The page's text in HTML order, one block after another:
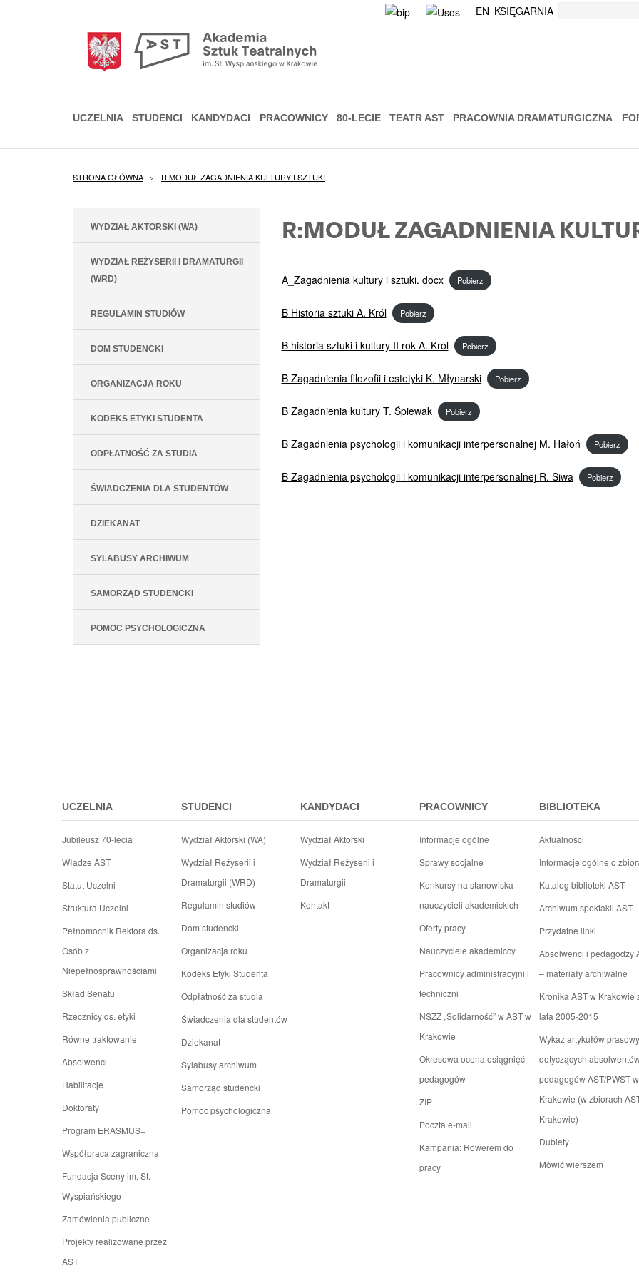
EN KSIĘGARNIA
UCZELNIA STUDENCI KANDYDACI PRACOWNICY 80-LECIE TEATR AST PRACOWNIA DRAMATURGICZNA
STRONA GŁÓWNA R:MODUŁ ZAGADNIENIA KULTURY I SZTUKI
WYDZIAŁ AKTORSKI (WA)
WYDZIAŁ REŻYSERII I DRAMATURGII
(WRD)
REGULAMIN STUDIÓW
DOM STUDENCKI
ORGANIZACJA ROKU
KODEKS ETYKI STUDENTA
ODPŁATNOŚĆ ZA STUDIA
ŚWIADCZENIA DLA STUDENTÓW
DZIEKANAT
SYLABUSY ARCHIWUM
SAMORZĄD STUDENCKI
POMOC PSYCHOLOGICZNA
R:MODUŁ ZAGADNIENIA
A_Zagadnienia kultury i sztuki. docx Pobierz
B Historia sztuki A. Król Pobierz
B historia sztuki i kultury II rok A. Król Pobierz
B Zagadnienia filozofii i estetyki K. Młynarski Pobierz
B Zagadnienia kultury T. Śpiewak Pobierz
B Zagadnienia psychologii i komunikacji interpersonalnej M. Hałoń Pobierz
B Zagadnienia psychologii i komunikacji interpersonalnej R. Siwa Pobierz
UCZELNIA
Jubileusz 70-lecia
Władze AST
Statut Uczelni
Struktura Uczelni
Pełnomocnik Rektora ds.
Osób z
Niepełnosprawnościami
Skład Senatu
Rzecznicy ds. etyki
Równe traktowanie
Absolwenci
Habilitacje
Doktoraty
Program ERASMUS+
Współpraca zagraniczna
Fundacja Sceny im. St.
Wyspiańskiego
Zamówienia publiczne
Projekty realizowane przez
AST
STUDENCI
Wydział Aktorski (WA)
Wydział Reżyserii i
Dramaturgii (WRD)
Regulamin studiów
Dom studencki
Organizacja roku
Kodeks Etyki Studenta
Odpłatność za studia
Świadczenia dla studentów
Dziekanat
Sylabusy archiwum
Samorząd studencki
Pomoc psychologiczna
KANDYDACI
Wydział Aktorski
Wydział Reżyserii i
Dramaturgii
Kontakt
PRACOWNICY
Informacje ogólne
Sprawy socjalne
Konkursy na stanowiska
nauczycieli akademickich
Oferty pracy
Nauczyciele akademiccy
Pracownicy administracyjni i
techniczni
NSZZ „Solidarność” w AST w
Krakowie
Okresowa ocena osiągnięć
pedagogów
ZIP
Poczta e-mail
Kampania: Rowerem do
pracy
BIBLIOTEKA
Aktualności
Informacje ogólne o
Katalog biblioteki AST
Archiwum spektakli AST
Przydatne linki
Absolwenci i pedagodzy
– materiały archiwalne
Kronika AST w Krakowie
lata 2005-2015
Wykaz artykułów
dotyczących
pedagogów AST/PWST w
Krakowie (w zbiorach
Krakowie)
Dublety
Mówić wierszem